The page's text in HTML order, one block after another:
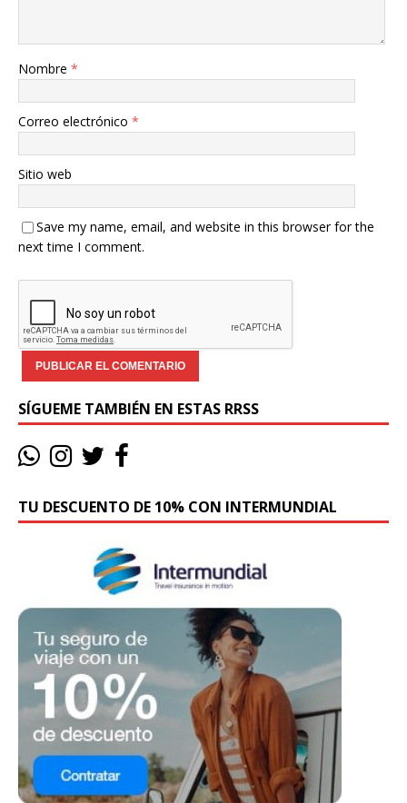
Nombre *
Correo electrónico *
Sitio web
Save my name, email, and website in this browser for the
next time I comment.
SÍGUEME TAMBIÉN EN ESTAS RRSS
TU DESCUENTO DE 10% CON INTERMUNDIAL